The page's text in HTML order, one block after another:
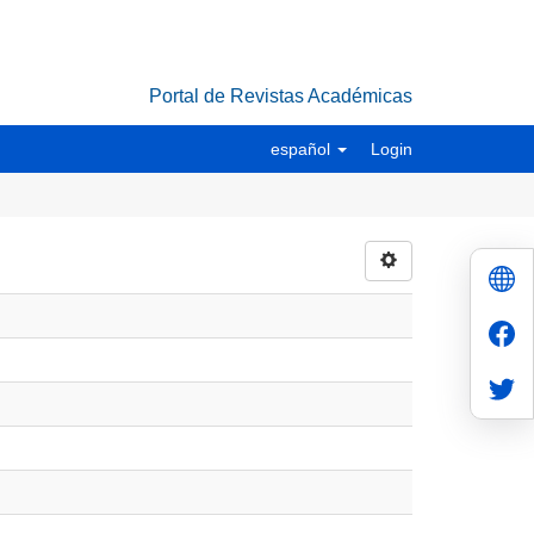
Portal de Revistas Académicas
español Login